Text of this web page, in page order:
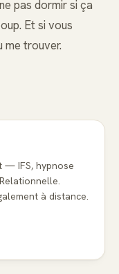
pas dormir si ça
Et si vous
me trouver.
— IFS, hypnose
à distance.